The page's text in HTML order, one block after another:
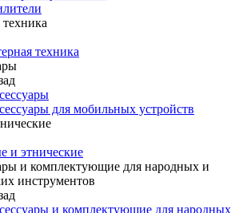
техника
для мобильных устройств
и этнические
и комплектующие для народных и
инструментов
и комплектующие для народных